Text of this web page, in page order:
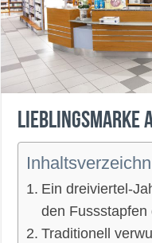
Lieblingsmarke
Ein dreiviertel-
den Fussstapfen
Traditionell